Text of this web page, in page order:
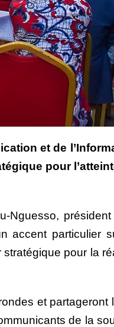
et de
pour
Nguesso,
particulier
pour la
et partageront
de la